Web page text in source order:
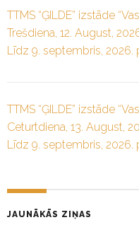
TTMS “ĢILDE” izstāde
Trešdiena, 12. August,
Līdz 9. septembris, 2026.
TTMS “ĢILDE” izstāde
Ceturtdiena, 13. August,
Līdz 9. septembris, 2026.
JAUNĀKĀS ZIŅAS